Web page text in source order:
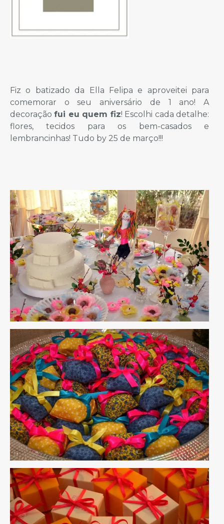
Fiz o batizado da Ella Felipa e aproveitei para
comemorar o seu aniversário de 1 ano! A
decoraçãofui eu quem fiz! Escolhi cada detalhe:
flores, tecidos para os bem-casados e
lembrancinhas! Tudo by 25 de março!!!